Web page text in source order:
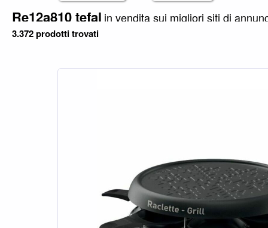
Re12a810 tefal in vendita sui migliori siti di
3.372 prodotti trovati